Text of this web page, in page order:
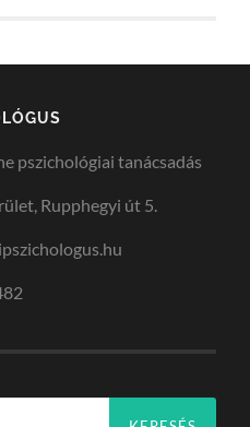
pszichológiai tanácsadás
Rupphegyi út 5.